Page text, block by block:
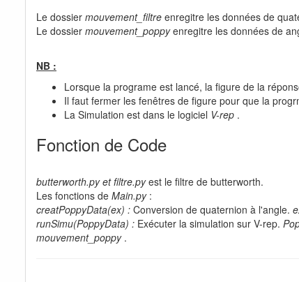
Le dossier mouvement_filtre enregitre les données de
Le dossier mouvement_poppyenregitre les données de
NB :
Lorsque la programe est lancé, la figure de la
Il faut fermer les fenêtres de figure pour que la
La Simulation est dans le logiciel V-rep .
Fonction de Code
butterworth.py et filtre.pyest le filtre de butterworth.
Les fonctions de Main.py :
creatPoppyData(ex) : Conversion de quaternion à l'angle.
runSimu(PoppyData) : Exécuter la simulation sur V-rep.
mouvement_poppy .